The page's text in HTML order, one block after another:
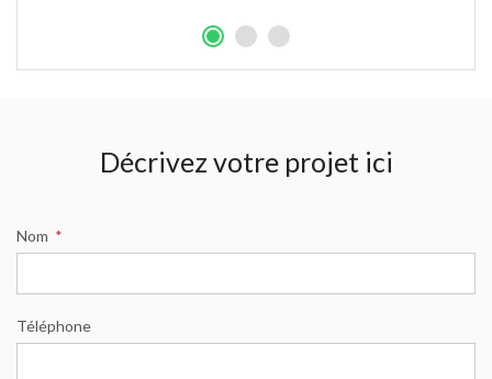
Décrivez votre projet ici
Nom *
Téléphone